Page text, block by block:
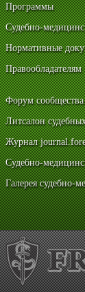
Программы
Судебно-
Нормативные
Правообладателям
Форум сообщества
Литсалон
Журнал
Судебно-
Галерея судебно-